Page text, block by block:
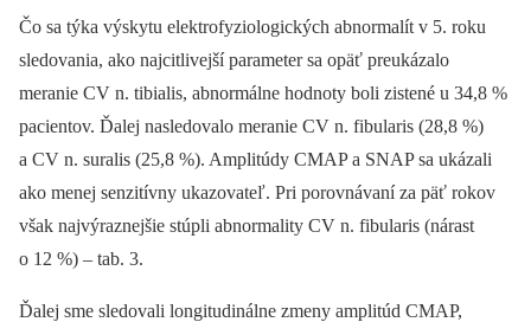
Čo sa týka výskytu elektrofyziologických abnormalít v 5. roku
sledovania, ako najcitlivejší parameter sa opäť preukázalo
meranie CV n. tibialis, abnormálne hodnoty boli zistené u 34,8 %
pacientov. Ďalej nasledovalo meranie CV n. fibularis (28,8 %)
a CV n. suralis (25,8 %). Amplitúdy CMAP a SNAP sa ukázali
ako menej senzitívny ukazovateľ. Pri porovnávaní za päť rokov
však najvýraznejšie stúpli abnormality CV n. fibularis (nárast
o 12 %) –⁠ tab. 3.
Ďalej sme sledovali longitudinálne zmeny amplitúd CMAP,